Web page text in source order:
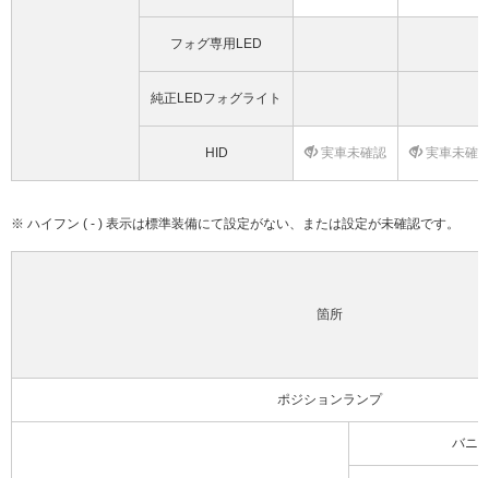
フォグ専用LED
純正LEDフォグライト
HID 実車未確認 実車未確
※ ハイフン ( - ) 表示は標準装備にて設定がない、または設定が未確認です。
箇所
ポジションランプ
バニ